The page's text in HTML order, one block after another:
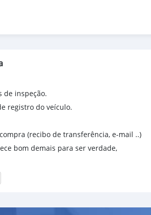
de inspeção.
registro do veículo.
(recibo de transferência, e-mail ..)
bom demais para ser verdade,